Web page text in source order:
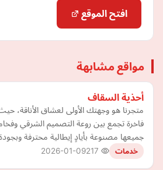
افتح الموقع
مواقع مشابهة
أحذية السقاف
متجرنا هو وجهتك الأولى لعشاق الأناقة،
فاخرة تجمع بين روعة التصميم الشرقي
جميعها مصنوعة بأيادٍ إيطالية محترفة
خدمات 2026-01-09